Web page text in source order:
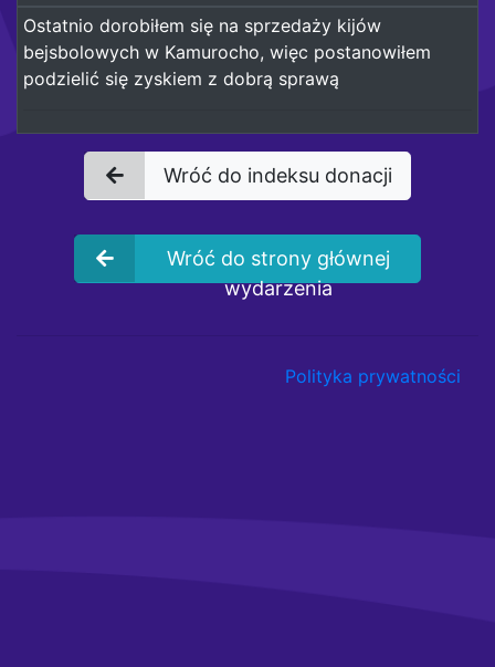
Ostatnio dorobiłem się na sprzedaży kijów
bejsbolowych w Kamurocho, więc postanowiłem
podzielić się zyskiem z dobrą sprawą
Wróć do indeksu donacji
Wróć do strony głównej
wydarzenia
Polityka prywatności